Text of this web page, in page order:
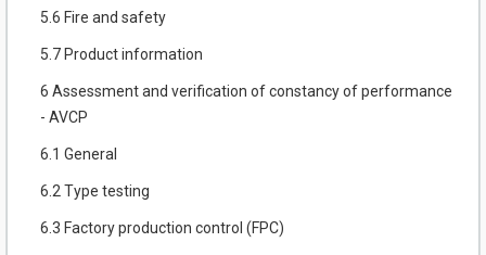
5.6 Fire and safety
5.7 Product information
6 Assessment and verification of constancy of performance
- AVCP
6.1 General
6.2 Type testing
6.3 Factory production control (FPC)